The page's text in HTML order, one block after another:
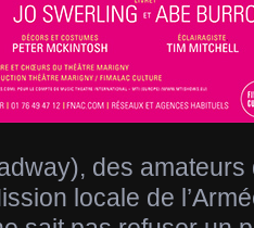
des
locale de